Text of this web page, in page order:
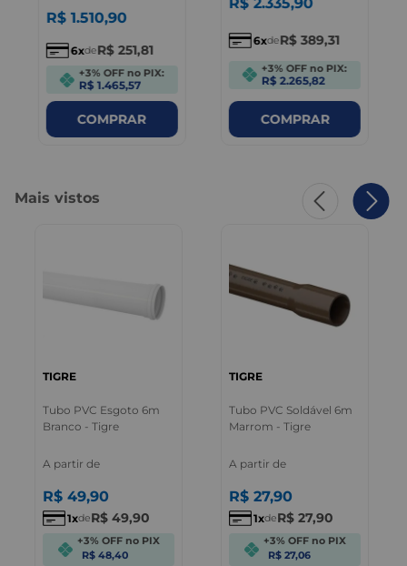
R$ 1.510,90
6 deR$ 251,81
+3% OFF no PIX:
R$ 1.465,57
COMPRAR
6 deR$ 389,31
+3% OFF no PIX:
R$ 2.265,82
COMPRAR
Mais vistos
TIGRE
Tubo PVC Esgoto 6m
Branco - Tigre
A partir de
R$ 49,90
1 deR$ 49,90
+3% OFF no PIX
R$ 48,40
TIGRE
Tubo PVC Soldável 6m
Marrom - Tigre
A partir de
R$ 27,90
1 deR$ 27,90
+3% OFF no PIX
R$ 27,06